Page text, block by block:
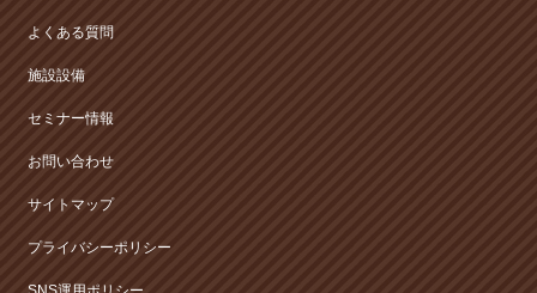
よくある質問
施設設備
セミナー情報
お問い合わせ
サイトマップ
プライバシーポリシー